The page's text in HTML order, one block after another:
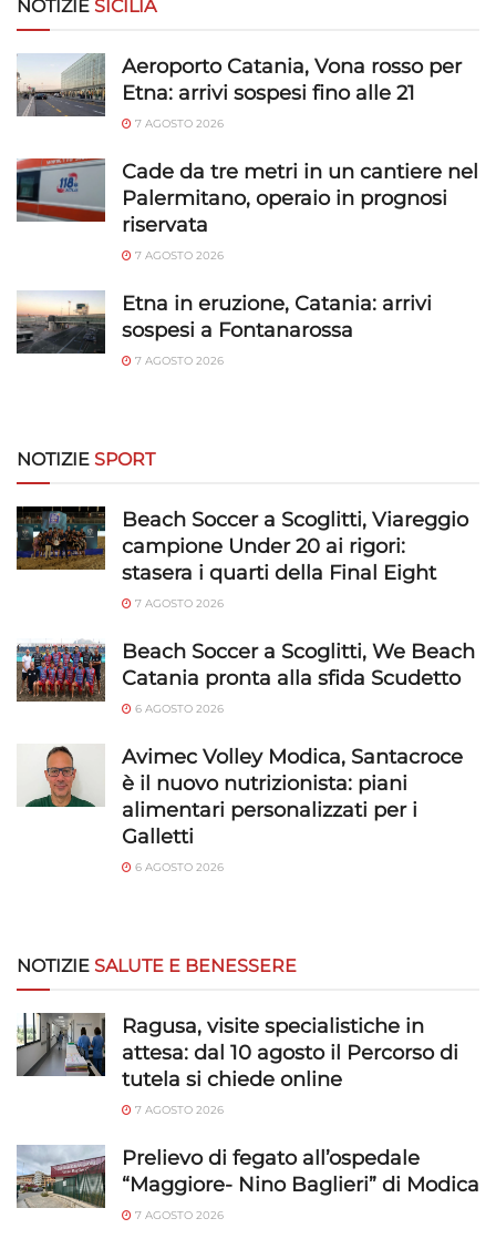
Garantire la sicurezza, prevenire e
rilevare frodi, correggere errori, Erogare
e presentare pubblicità e contenuto,
Salvare e comunicare le scelte sulla
privacy.
NOTIZIE SICILIA
Aeroporto Catania, Vona rosso per
Etna: arrivi sospesi fino alle 21
7 AGOSTO 2026
Cade da tre metri in un cantiere nel
Palermitano, operaio in prognosi
riservata
7 AGOSTO 2026
Etna in eruzione, Catania: arrivi
sospesi a Fontanarossa
7 AGOSTO 2026
NOTIZIE SPORT
Beach Soccer a Scoglitti, Viareggio
campione Under 20 ai rigori:
stasera i quarti della Final Eight
7 AGOSTO 2026
Beach Soccer a Scoglitti, We Beach
Catania pronta alla sfida Scudetto
6 AGOSTO 2026
Avimec Volley Modica, Santacroce
è il nuovo nutrizionista: piani
alimentari personalizzati per i
Galletti
6 AGOSTO 2026
NOTIZIE SALUTE E BENESSERE
Ragusa, visite specialistiche in
attesa: dal 10 agosto il Percorso di
tutela si chiede online
7 AGOSTO 2026
Prelievo di fegato all’ospedale
“Maggiore- Nino Baglieri” di Modica
7 AGOSTO 2026